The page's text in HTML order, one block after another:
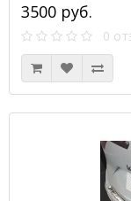
3500 руб.
0